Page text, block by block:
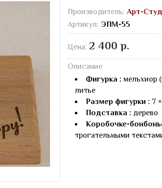
Производитель: Арт-
Артикул: ЭПМ-55
Цена: 2 400 р.
Описание
Фигурка : мельхиор
литье
Размер фигурки : 7
Подставка : дерево
Коробочке-
трогательными